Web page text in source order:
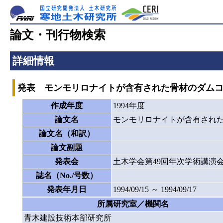
論文・刊行物検索
詳細情報
発表 モンモリロナイトが含有された骨材のダム
作成年度
1994年度
論文名
モンモリロナイトが含有され
論文名（和訳）
論文副題
発表会
土木学会第49回年次学術講演
誌名（No./号数）
発表年月日
1994/09/15 ～ 1994/09/17
所属研究室／機関名
青木建設技術本部研究所